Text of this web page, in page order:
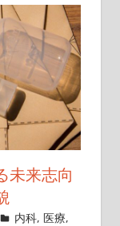
未来志向
内科, 医療,